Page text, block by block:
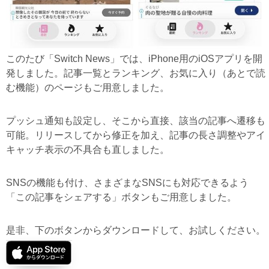
このたび「Switch News」では、iPhone用のiOSアプリを開
発しました。記事一覧とランキング、お気に入り（あとで読
む機能）のページもご用意しました。
プッシュ通知も設定し、そこから直接、該当の記事へ遷移も
可能。リリースしてから修正を加え、記事の長さ調整やアイ
キャッチ表示の不具合も直しました。
SNSの機能も付け、さまざまなSNSにも対応できるよう
「この記事をシェアする」ボタンもご用意しました。
是非、下のボタンからダウンロードして、お試しください。